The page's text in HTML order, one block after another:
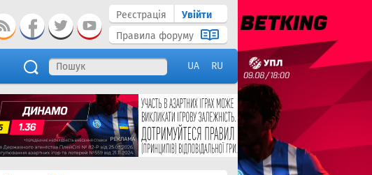
Реєстрація
Увійти
Правила форуму
UA RU